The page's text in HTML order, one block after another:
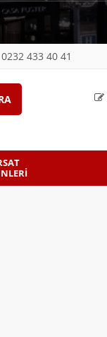
0232 433 40 41